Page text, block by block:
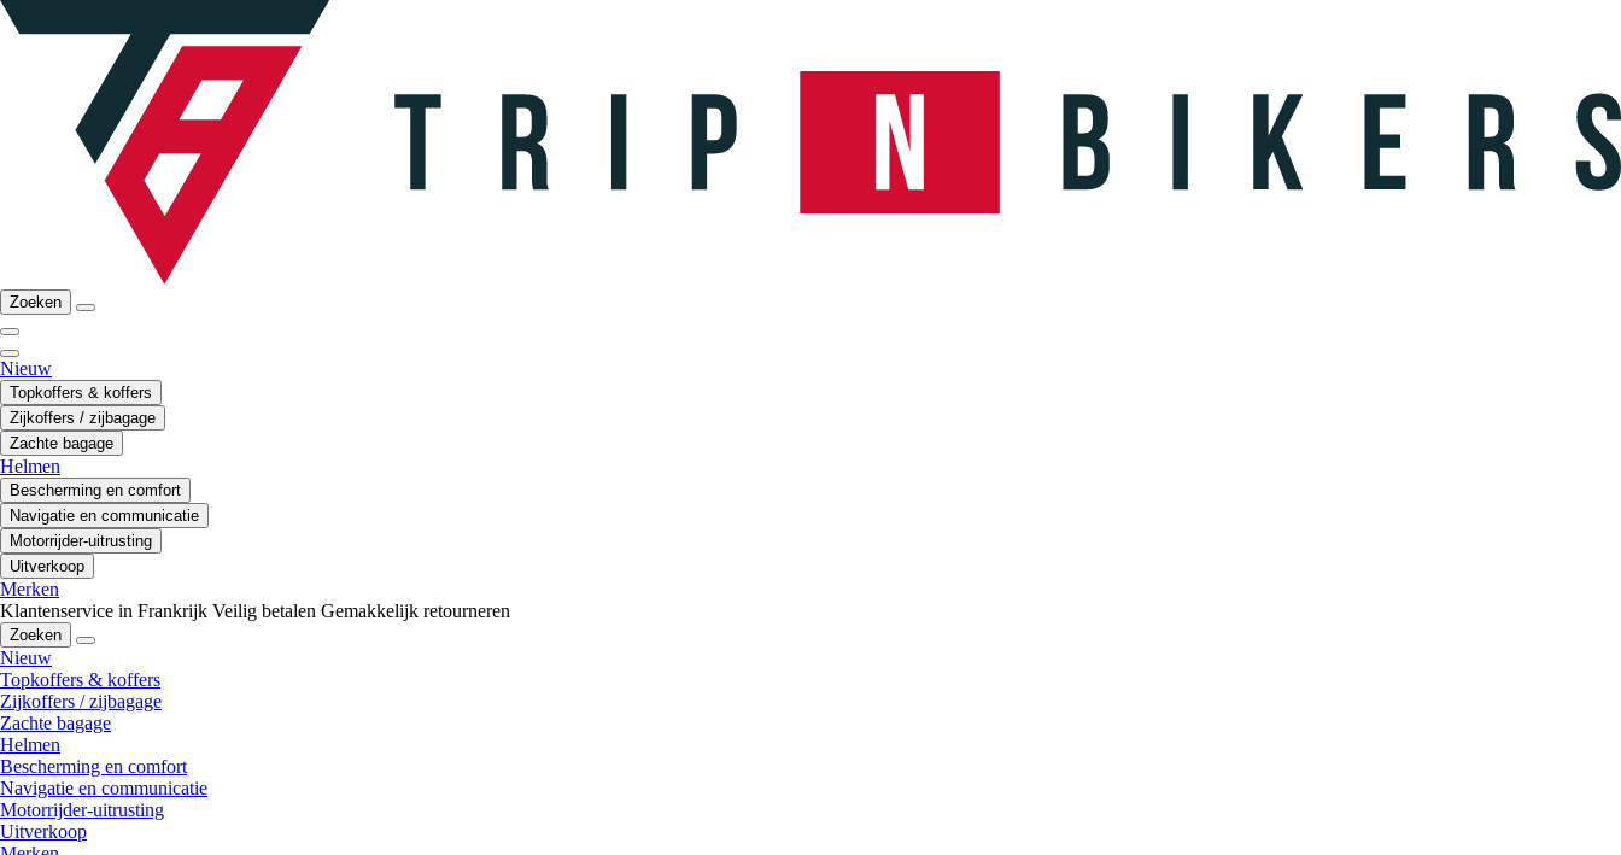
Zoeken
Nieuw
Topkoffers & koffers
Zijkoffers / zijbagage
Zachte bagage
Helmen
Bescherming en comfort
Navigatie en communicatie
Motorrijder-uitrusting
Uitverkoop
Merken
Klantenservice in Frankrijk Veilig betalen Gemakkelijk retourneren
Zoeken
Nieuw
Topkoffers & koffers
Zijkoffers / zijbagage
Zachte bagage
Helmen
Bescherming en comfort
Navigatie en communicatie
Motorrijder-uitrusting
Uitverkoop